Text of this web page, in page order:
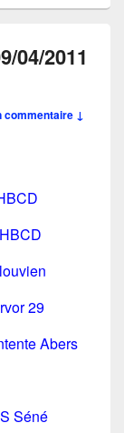
04/2011
commentaire ↓
HBCD
29
Abers
Séné